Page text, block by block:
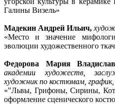
Галины Визель»
Мадекин Андрей Ильич,
«Место и значение
эволюции художественного
Федорова Мария
академии художеств,
художник по костюмам, график,
«"Львы, Грифоны, Сирины,
оформление сценического